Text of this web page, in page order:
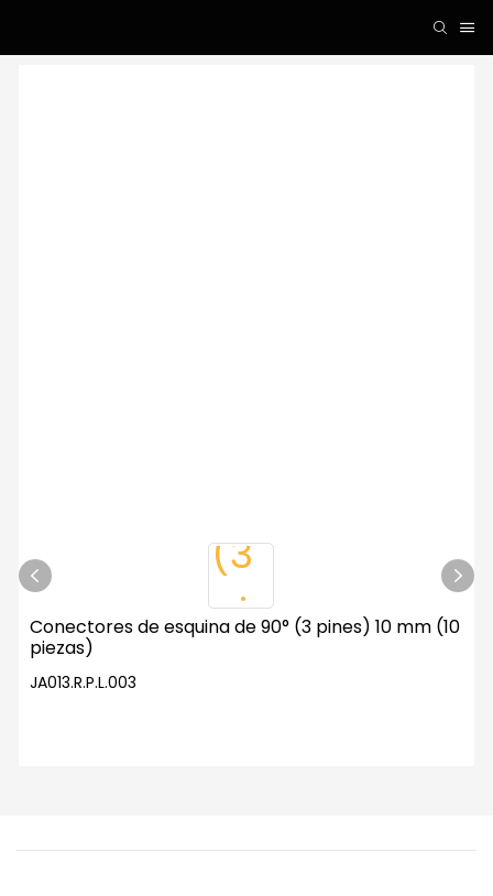
Conectores de esquina de 90° (3 pines) 10 mm (10
piezas)
JA013.R.P.L.003